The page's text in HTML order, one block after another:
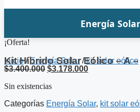
Energía Solar
¡Oferta!
Inicio/ Energía Solar/kit solar eólico
Kit Híbrido Solar Eólico – A
$3.400.000 El
original
$3.400.000.
$3.178.000El
$3.178.000.
Sin existencias
Categorías Energía Solar, kit solar